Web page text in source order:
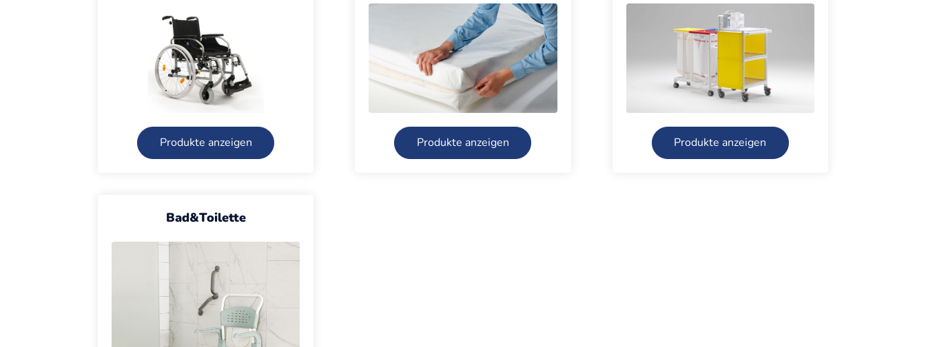
Produkte anzeigen Produkte anzeigen Produkte anzeigen
Bad&Toilette